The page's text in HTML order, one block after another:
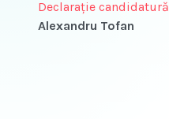
Declarație candidatură
Alexandru Tofan